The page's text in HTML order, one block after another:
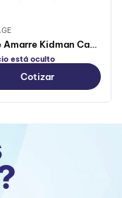
Kit de Amarre Kidman Camtoyz
está oculto
Cotizar